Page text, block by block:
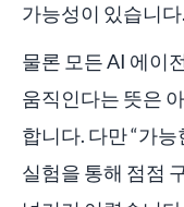
가능성이 있습니다.
물론 모든 AI 에이
움직인다는 뜻은
합니다. 다만 “가
실험을 통해 점점